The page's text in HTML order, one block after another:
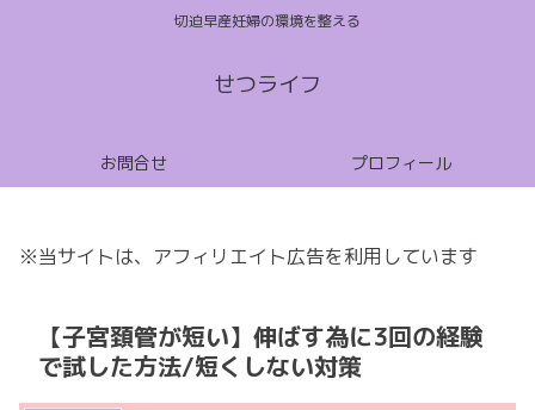
切迫早産妊婦の環境を整える
せつライフ
お問合せ プロフィール
※当サイトは、アフィリエイト広告を利用しています
【子宮頚管が短い】伸ばす為に3回の経験
で試した方法/短くしない対策